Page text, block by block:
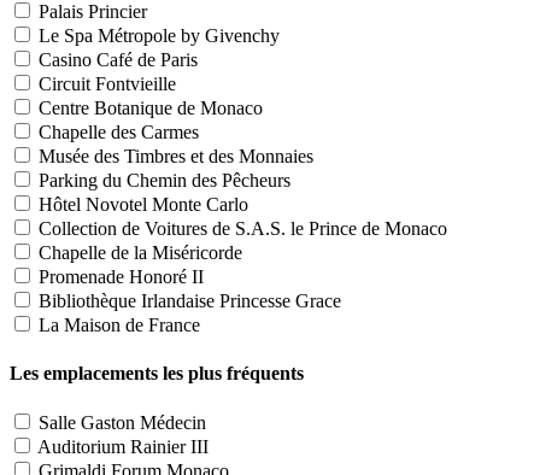
Palais Princier
Le Spa Métropole by Givenchy
Casino Café de Paris
Circuit Fontvieille
Centre Botanique de Monaco
Chapelle des Carmes
Musée des Timbres et des Monnaies
Parking du Chemin des Pêcheurs
Hôtel Novotel Monte Carlo
Collection de Voitures de S.A.S. le Prince de Monaco
Chapelle de la Miséricorde
Promenade Honoré II
Bibliothèque Irlandaise Princesse Grace
La Maison de France
Les emplacements les plus fréquents
Salle Gaston Médecin
Auditorium Rainier III
Grimaldi Forum Monaco